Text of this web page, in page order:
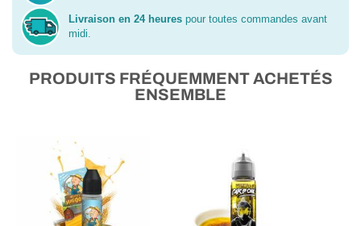
Livraison en 24 heures pour toutes commandes avant
midi.
PRODUITS FRÉQUEMMENT ACHETÉS
ENSEMBLE